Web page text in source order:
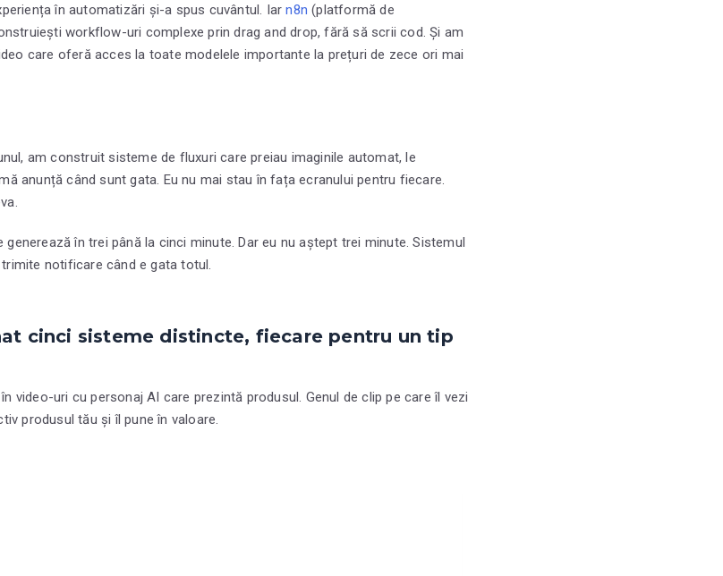
în automatizări și-a spus cuvântul. Iarn8n (platformă de
workflow-uri complexe prin drag and drop, fără să scrii cod. Și am
care oferă acces la toate modelele importante la prețuri de zece ori mai
am construit sisteme de fluxuri care preiau imaginile automat, le
anunță când sunt gata. Eu nu mai stau în fața ecranului pentru fiecare.
în trei până la cinci minute. Dar eu nu aștept trei minute. Sistemul
notificare când e gata totul.
cinci sisteme distincte, fiecare pentru un tip
video-uri cu personaj AI care prezintă produsul. Genul de clip pe care îl vezi
produsul tău și îl pune în valoare.